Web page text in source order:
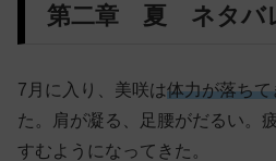
第二章 夏 ネタバ
7月に入り、美咲は体力が落ちて
た。肩が凝る、足腰がだるい。
すむようになってきた。